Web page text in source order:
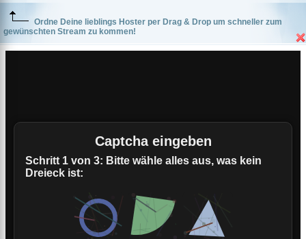
Ordne Deine lieblings Hoster per Drag & Drop um schneller zum
gewünschten Stream zu kommen!